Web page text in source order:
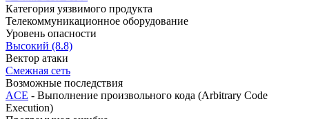
Категория уязвимого продукта
Телекоммуникационное оборудование
Уровень опасности
Высокий (8.8)
Вектор атаки
Смежная сеть
Возможные последствия
ACE - Выполнение произвольного кода (Arbitrary Code
Execution)